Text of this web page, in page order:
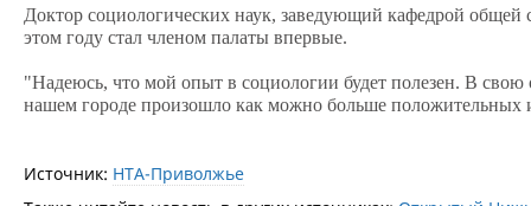
Доктор социологических наук, заведующий кафедрой
этом году стал членом палаты впервые.
"Надеюсь, что мой опыт в социологии будет полезен. В
нашем городе произошло как можно больше положительных
Источник: НТА-Приволжье